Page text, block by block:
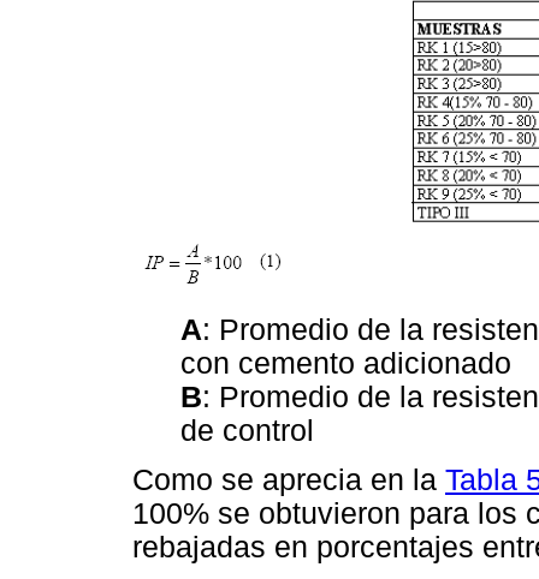
A: Promedio de la
con cemento adicionado
B: Promedio de la
de control
Como se aprecia en la Tabla
100% se obtuvieron para los
rebajadas en porcentajes